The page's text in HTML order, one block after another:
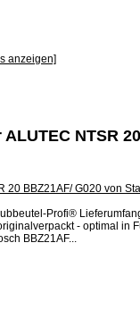
anzeigen]
NTSR
Profi®
- optimal in
BBZ21AF...